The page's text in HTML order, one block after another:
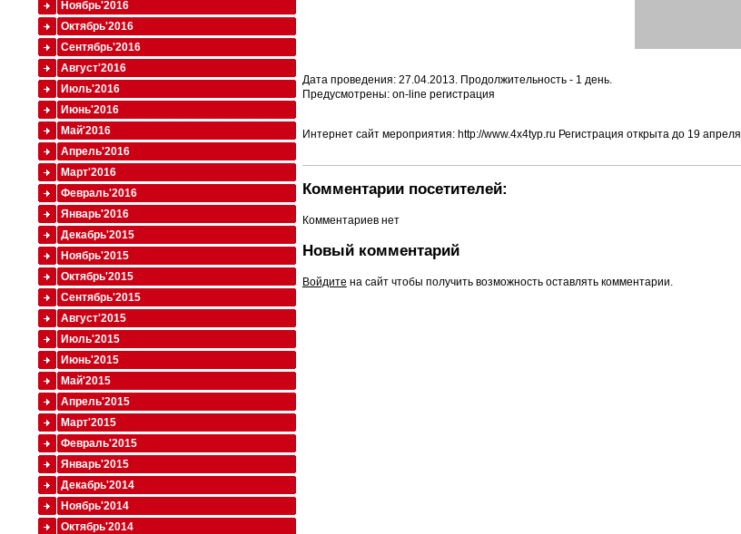
Дата проведения: 27.04.2013. Продолжительность - 1 день.
Предусмотрены: on-line регистрация
Интернет сайт мероприятия: http://www.4x4typ.ru Регистрация открыта до 19 апреля
Комментарии посетителей:
Комментариев нет
Новый комментарий
Войдите на сайт чтобы получить возможность оставлять комментарии.
Ноябрь'2016
Октябрь'2016
Сентябрь'2016
Август'2016
Июль'2016
Июнь'2016
Май'2016
Апрель'2016
Март'2016
Февраль'2016
Январь'2016
Декабрь'2015
Ноябрь'2015
Октябрь'2015
Сентябрь'2015
Август'2015
Июль'2015
Июнь'2015
Май'2015
Апрель'2015
Март'2015
Февраль'2015
Январь'2015
Декабрь'2014
Ноябрь'2014
Октябрь'2014